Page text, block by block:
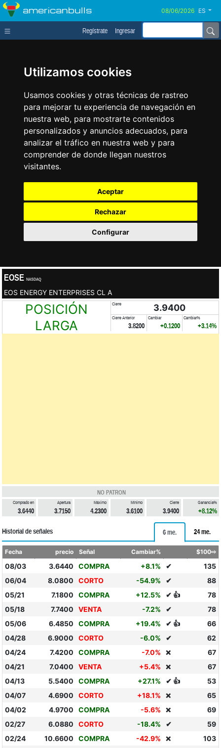
Utilizamos cookies
Usamos cookies y otras técnicas de rastreo
para mejorar tu experiencia de navegación en
nuestra web, para mostrarte contenidos
personalizados y anuncios adecuados, para
analizar el tráfico en nuestra web y para
comprender de donde llegan nuestros
visitantes.
Aceptar
Rechazar
Configurar
americanbulls ES
Regístrate Ingresar
EOSE NASDAQ
EOS ENERGY ENTERPRISES CL A
POSICIÓN
LARGA
Cierre 3.9400
Cierre Anterior
3.8200
Cambiar
+0.1200
Cambiar%
+3.14%
NO PATRON
Comprado en
3.6440
Apertura
3.7150
Máximo
4.2300
Mínimo
3.6100
Cierre
3.9400
Ganancia%
+8.12%
Historial de señales 6 me. 24 me.
Fecha precio Señal Cambiar% $100⇨
08/03 3.6440 COMPRA +8.1% ✔
135
06/04
8.0800 CORTO -54.9% ✔
88
05/21
7.1800 COMPRA +12.5% ✔ 👍
78
05/18
7.7400 VENTA -7.2% ✔
78
05/06
6.4850 COMPRA +19.4% ✔ 👍
66
04/28
6.9000 CORTO -6.0% ✔
62
04/24
7.4200 COMPRA -7.0% ❌
67
04/21
7.0400 VENTA +5.4% ❌
67
04/13
5.5400 COMPRA +27.1% ✔ 👍
53
04/07
4.6900 CORTO +18.1% ❌
65
04/02
4.9700 COMPRA -5.6% ❌
69
02/27
6.0880 CORTO -18.4% ✔
59
02/24
10.6600 COMPRA -42.9% ❌
103